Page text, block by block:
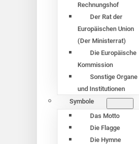
Rechnungshof
Der Rat der
Europäischen Union
(Der Ministerrat)
Die Europäische
Kommission
Sonstige Organe
und Institutionen
Symbole
Das Motto
Die Flagge
Die Hymne